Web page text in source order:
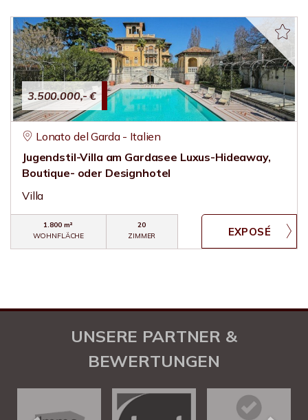
3.500.000,- €
Lonato del Garda - Italien
Jugendstil-Villa am Gardasee Luxus-Hideaway,
Boutique- oder Designhotel
Villa
1.800 m²
WOHNFLÄCHE
20
ZIMMER
UNSERE PARTNER &
BEWERTUNGEN